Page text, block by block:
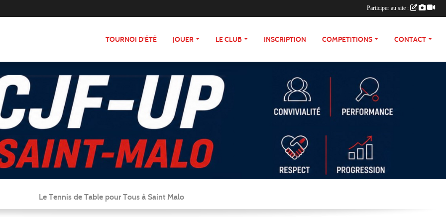
TOURNOI D'ÉTÉ JOUER LE CLUB INSCRIPTION COMPETITIONS CONTACT
Le Tennis de Table pour Tous à Saint Malo
Participer au site :